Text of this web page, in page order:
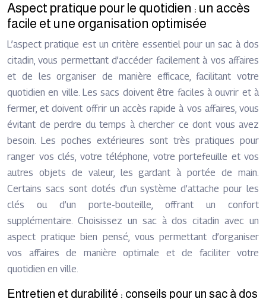
Aspect pratique pour le quotidien : un accès
facile et une organisation optimisée
L’aspect pratique est un critère essentiel pour un sac à dos
citadin, vous permettant d’accéder facilement à vos affaires
et de les organiser de manière efficace, facilitant votre
quotidien en ville. Les sacs doivent être faciles à ouvrir et à
fermer, et doivent offrir un accès rapide à vos affaires, vous
évitant de perdre du temps à chercher ce dont vous avez
besoin. Les poches extérieures sont très pratiques pour
ranger vos clés, votre téléphone, votre portefeuille et vos
autres objets de valeur, les gardant à portée de main.
Certains sacs sont dotés d’un système d’attache pour les
clés ou d’un porte-bouteille, offrant un confort
supplémentaire. Choisissez un sac à dos citadin avec un
aspect pratique bien pensé, vous permettant d’organiser
vos affaires de manière optimale et de faciliter votre
quotidien en ville.
Entretien et durabilité : conseils pour un sac à dos